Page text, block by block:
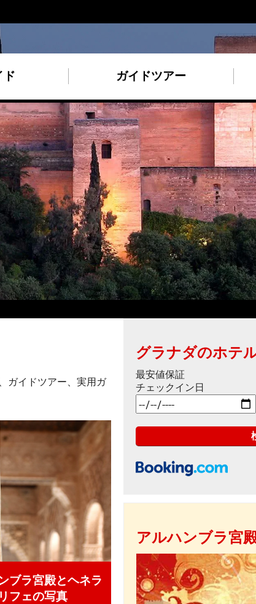
ド ガイドツアー
ガイドツアー、実用ガ
ブラ宮殿とヘネラ
リフェの写真
グラナダのホテ
最安値保証
チェックイン日
アルハンブラ宮